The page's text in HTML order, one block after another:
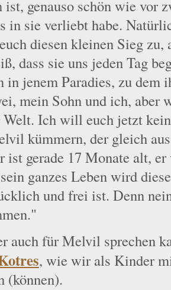
ist, genauso schön wie vor
in sie verliebt habe.
diesen kleinen Sieg
dass sie uns jeden Tag
in jenem Paradies, zu
mein Sohn und ich, aber
Ich will euch jetzt
kümmern, der gleich
ist gerade 17 Monate alt,
ganzes Leben wird
und frei ist. Denn
auch für Melvil sprechen
, wie wir als Kinder
(können).